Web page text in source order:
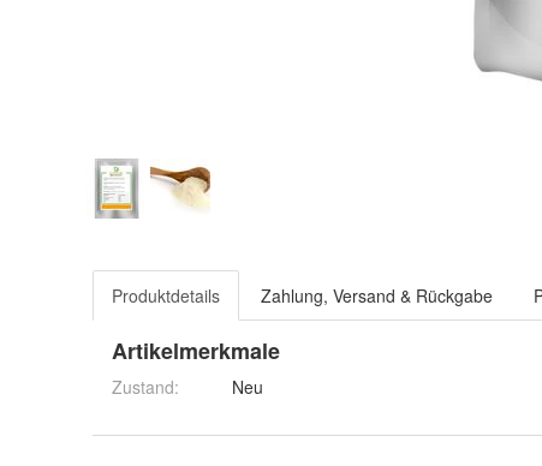
Produktdetails Zahlung, Versand & Rückgabe
Artikelmerkmale
Zustand: Neu